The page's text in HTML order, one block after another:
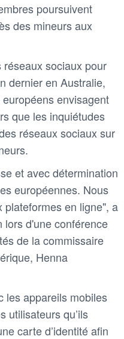
poursuivent
des mineurs aux
réseaux sociaux pour
dernier en Australie,
envisagent
que les inquiétudes
réseaux sociaux sur
et avec détermination
européennes. Nous
en ligne", a
lors d'une conférence
de la commissaire
Henna
les appareils mobiles
utilisateurs qu’ils
carte d’identité afin